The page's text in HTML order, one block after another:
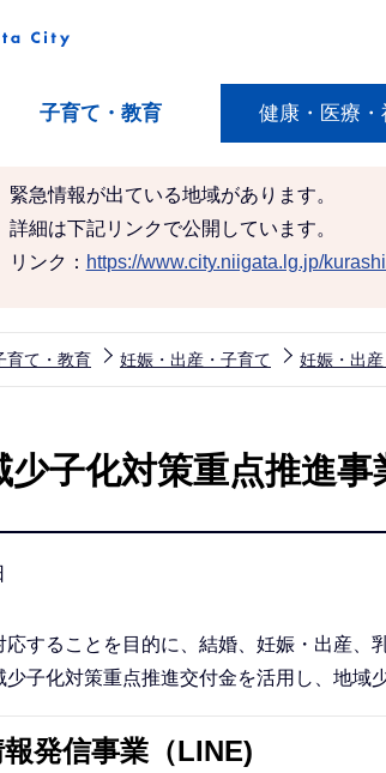
子育て・教育 健康・医療・
緊急情報が出ている地域があります。
詳細は下記リンクで公開しています。
リンク： https://www.city.niigata.lg.jp/
育て・教育 妊娠・出産・子育て 妊娠・出
少子化対策重点推進事
することを目的に、結婚、妊娠・出産、
子化対策重点推進交付金を活用し、地域
報発信事業（LINE)